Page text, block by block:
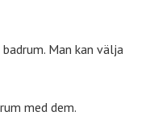
Man kan välja
med dem.